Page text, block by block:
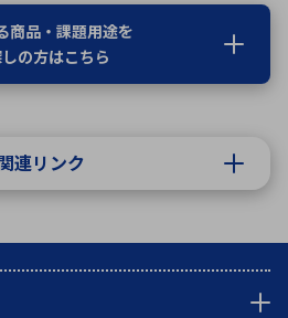
商品・課題用途を
の方はこちら
連リンク